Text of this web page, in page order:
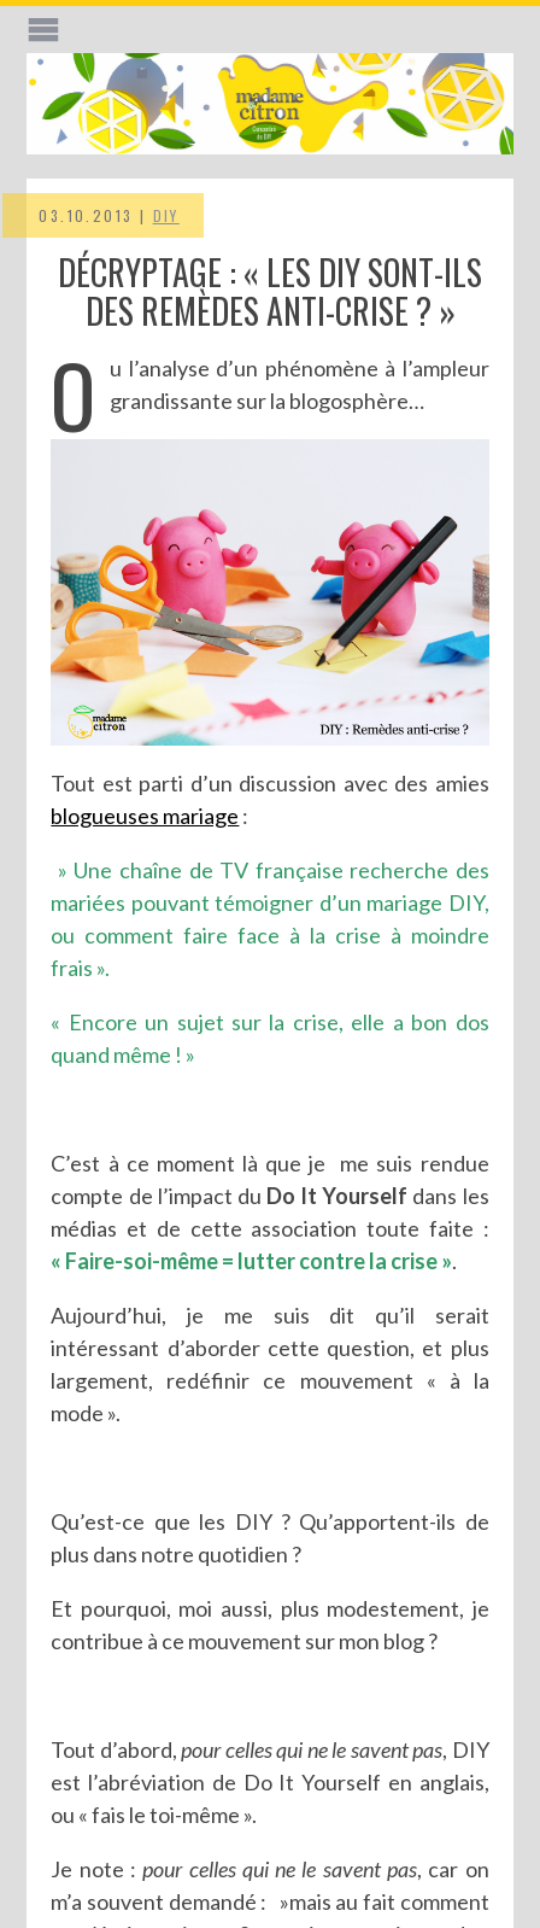
03.10.2013 | DIY
DÉCRYPTAGE : « LES DIY SONT-ILS
DES REMÈDES ANTI-CRISE ? »
O
u l’analyse d’un phénomène à l’ampleur
grandissante sur la blogosphère…
Tout est parti d’un discussion avec des amies
blogueuses mariage :
» Une chaîne de TV française recherche des
mariées pouvant témoigner d’un mariage DIY,
ou comment faire face à la crise à moindre
frais ».
« Encore un sujet sur la crise, elle a bon dos
quand même ! »
C’est à ce moment là que je me suis rendue
compte de l’impact du Do It Yourself dans les
médias et de cette association toute faite :
« Faire-soi-même = lutter contre la crise ».
Aujourd’hui, je me suis dit qu’il serait
intéressant d’aborder cette question, et plus
largement, redéfinir ce mouvement « à la
mode ».
Qu’est-ce que les DIY ? Qu’apportent-ils de
plus dans notre quotidien ?
Et pourquoi, moi aussi, plus modestement, je
contribue à ce mouvement sur mon blog ?
Tout d’abord,pour celles qui ne le savent pas, DIY
est l’abréviation de Do It Yourself en anglais,
ou « fais le toi-même ».
Je note :pour celles qui ne le savent pas, car on
m’a souvent demandé : »mais au fait comment